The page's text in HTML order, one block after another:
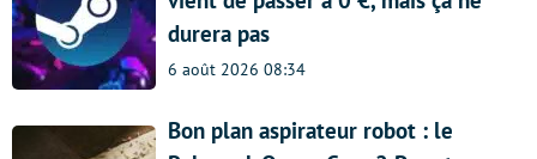
durera pas
6 août 2026 08:34
Bon plan aspirateur robot : le